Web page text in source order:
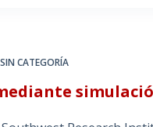
SIN CATEGORÍA